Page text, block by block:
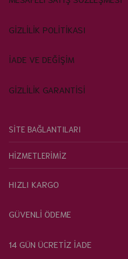
GİZLİLİK POLİTİKASI
İADE VE DEĞİŞİM
GİZLİLİK GARANTİSİ
SİTE BAĞLANTILARI
HİZMETLERİMİZ
HIZLI KARGO
GÜVENLİ ÖDEME
14 GÜN ÜCRETİZ İADE